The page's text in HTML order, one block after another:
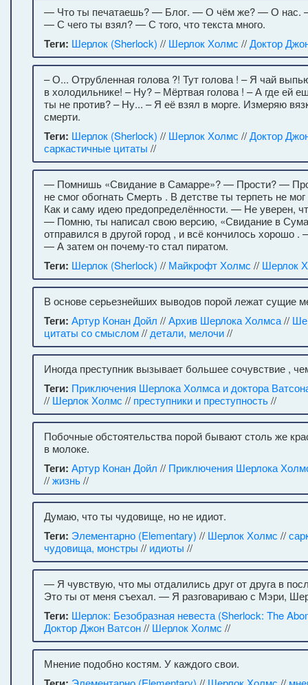
— Что ты печатаешь? — Блог. — О чём же? — О нас.
— С чего ты взял? — С того, что текста много.
Теги: Шерлок (Sherlock) // Шерлок Холмс //Доктор
– О... Отрубленная голова ?! Тут голова ! – Я чай
в холодильнике! – Ну? – Мёртвая голова ! – А где ей
ты не против? – Ну... – Я её взял в морге. Измеряю
смерти.
Теги: Шерлок (Sherlock) // Шерлок Холмс //Доктор
саркастичные цитаты //
— Помнишь «Свидание в Самарре»? — Прости? —
не смог обогнать Смерть . В детстве ты терпеть не
Как и саму идею предопределённости. — Не уверен,
— Помню, ты написал свою версию, «Свидание в
отправился в другой город , и всё кончилось хорошо
— А затем он почему-то стал пиратом.
Теги: Шерлок (Sherlock) // Майкрофт Холмс // Шерлок
В основе серьезнейших выводов порой лежат сущие
Теги: Артур Конан Дойл //Архив Шерлока Холмса//
цитаты со смыслом// детали, мелочи//
Иногда преступник вызывает большее сочувствие ,
Теги: Приключения Шерлока Холмса и доктора
// Шерлок Холмс // преступники и преступность//
Побочные обстоятельства порой бывают столь же
в молоке.
Теги: Артур Конан Дойл // Приключения Шерлока
//жизнь//
Думаю, что ты чудовище, но не идиот.
Теги: Элементарно (Elementary) // Шерлок Холмс //
чудовища, монстры // идиоты //
— Я чувствую, что мы отдалились друг от друга в
Это ты от меня съехал. — Я разговариваю с Мэри,
Теги: Шерлок: Безобразная невеста (Sherlock: The
Доктор Джон Ватсон// Шерлок Холмс //
Мнение подобно костям. У каждого свои.